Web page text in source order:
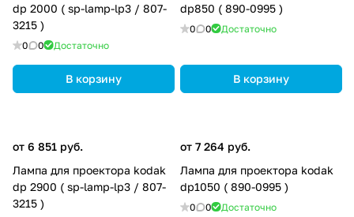
dp 2000 ( sp-lamp-lp3 / 807-
3215 )
0 0 Достаточно
В корзину
dp850 ( 890-0995 )
0 0 Достаточно
В корзину
от 6 851 руб.
Лампа для проектора kodak
dp 2900 ( sp-lamp-lp3 / 807-
3215 )
от 7 264 руб.
Лампа для проектора kodak
dp1050 ( 890-0995 )
0 0 Достаточно